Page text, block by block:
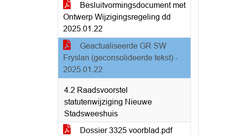
Besluitvormingsdocument met
Ontwerp Wijzigingsregeling dd
2025.01.22
Geactualiseerde GR SW
Fryslan (geconsolideerde tekst) -
2025.01.22
4.2 Raadsvoorstel
statutenwijziging Nieuwe
Stadsweeshuis
Dossier 3325 voorblad.pdf